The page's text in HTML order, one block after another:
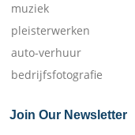
muziek
pleisterwerken
auto-verhuur
bedrijfsfotografie
Join Our Newsletter